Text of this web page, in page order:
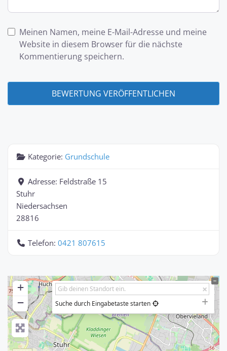
Meinen Namen, meine E-Mail-Adresse und meine
Website in diesem Browser für die nächste
Kommentierung speichern.
Kategorie: Grundschule
Adresse: Feldstraße 15
Stuhr
Niedersachsen
28816
Telefon: 0421 807615
+
−
Suche durch Eingabetaste starten